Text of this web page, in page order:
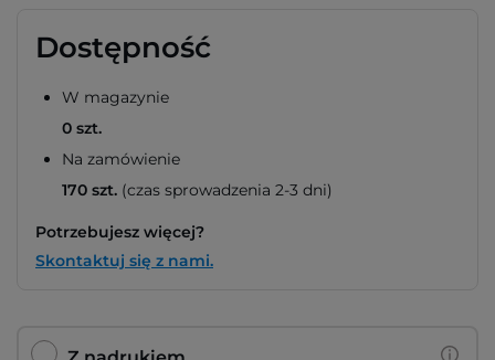
Dostępność
W magazynie
0 szt.
Na zamówienie
170 szt. (czas sprowadzenia 2-3 dni)
Potrzebujesz więcej?
Skontaktuj się z nami.